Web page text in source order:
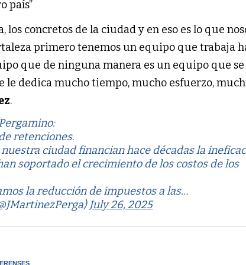
país”
los concretos de la ciudad y en eso es lo que
primero tenemos un equipo que trabaja
que de ninguna manera es un equipo que se
dedica mucho tiempo, mucho esfuerzo,
.
retenciones.
ciudad financian hace décadas la
soportado el crecimiento de los costos de los
la reducción de impuestos a las…
July 26, 2025